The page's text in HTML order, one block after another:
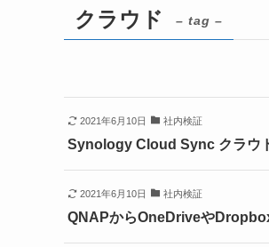
クラウド – tag –
2021年6月10日 社内検証
Synology Cloud Sync クラウ
2021年6月10日 社内検証
QNAPからOneDriveや